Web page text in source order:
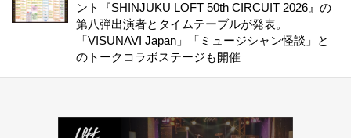
ント『SHINJUKU LOFT 50th CIRCUIT 2026』の
第八弾出演者とタイムテーブルが発表。
「VISUNAVI Japan」「ミュージシャン怪談」と
のトークコラボステージも開催